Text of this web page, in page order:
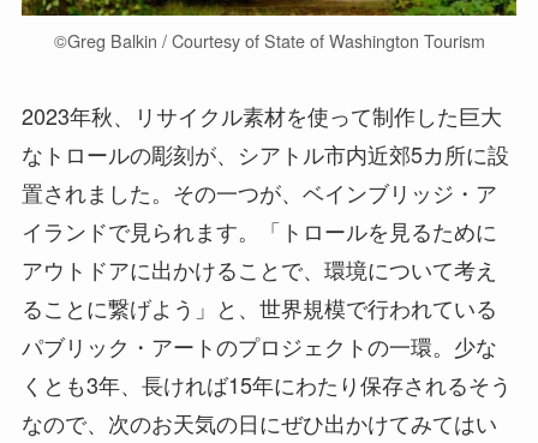
©︎Greg Balkin / Courtesy of State of Washington Tourism
2023年秋、リサイクル素材を使って制作した巨大
なトロールの彫刻が、シアトル市内近郊5カ所に設
置されました。その一つが、ベインブリッジ・ア
イランドで見られます。「トロールを見るために
アウトドアに出かけることで、環境について考え
ることに繋げよう」と、世界規模で行われている
パブリック・アートのプロジェクトの一環。少な
くとも3年、長ければ15年にわたり保存されるそう
なので、次のお天気の日にぜひ出かけてみてはい